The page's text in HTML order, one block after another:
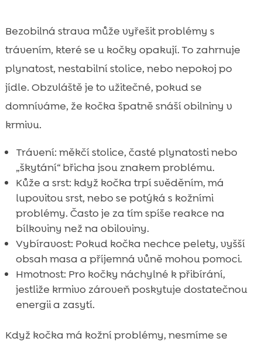
Bezobilná strava může vyřešit problémy s
trávením, které se u kočky opakují. To zahrnuje
plynatost, nestabilní stolice, nebo nepokoj po
jídle. Obzvláště je to užitečné, pokud se
domníváme, že kočka špatně snáší obilniny v
krmivu.
Trávení: měkčí stolice, časté plynatosti nebo
„škytání“ břicha jsou znakem problému.
Kůže a srst: když kočka trpí svěděním, má
lupovitou srst, nebo se potýká s kožními
problémy. Často je za tím spíše reakce na
bílkoviny než na obiloviny.
Vybíravost: Pokud kočka nechce pelety, vyšší
obsah masa a příjemná vůně mohou pomoci.
Hmotnost: Pro kočky náchylné k přibírání,
jestliže krmivo zároveň poskytuje dostatečnou
energii a zasytí.
Když kočka má kožní problémy, nesmíme se